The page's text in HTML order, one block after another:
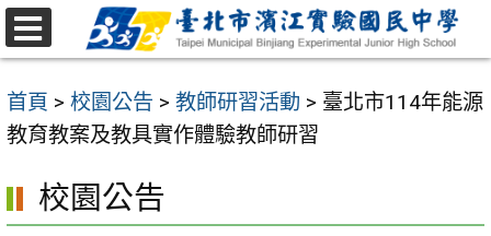
跳
至
要
內
區
首頁 > 校園公告 > 教師研習活動 > 臺北市114年能源
教育教案及教具實作體驗教師研習
校園公告
選
單